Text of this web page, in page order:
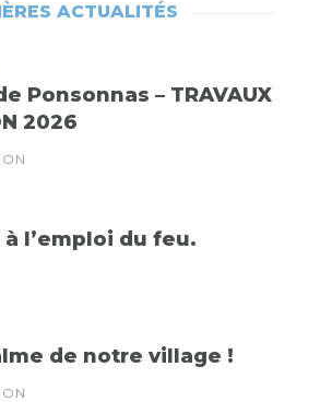
ACTUALITÉS
Ponsonnas – TRAVAUX
2026
l’emploi du feu.
de notre village !